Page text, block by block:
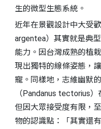
生的微型生態系統。
近年在景觀設計中大受
argentea）其實就是典
能力。因台灣成熟的植
現出獨特的線條姿態，
寵。同樣地，志維幽默
（Pandanus tectorius
但因大眾接受度有限，
物的認識點：「其實還